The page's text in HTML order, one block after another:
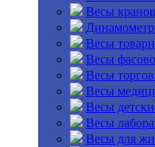
Весы
Весы
Весы
Весы
Весы
Весы
Весы
Весы для